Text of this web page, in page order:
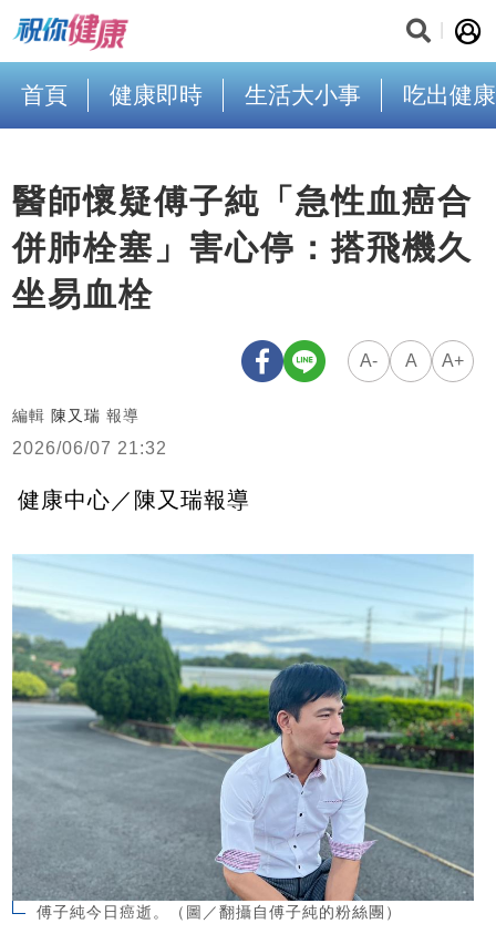
首頁 健康即時 生活大小事 吃出健康
醫師懷疑傅子純「急性血癌合
併肺栓塞」害心停：搭飛機久
坐易血栓
A- A A+
編輯 陳又瑞 報導
2026/06/07 21:32
健康中心／陳又瑞報導
傅子純今日癌逝。（圖／翻攝自傅子純的粉絲團）